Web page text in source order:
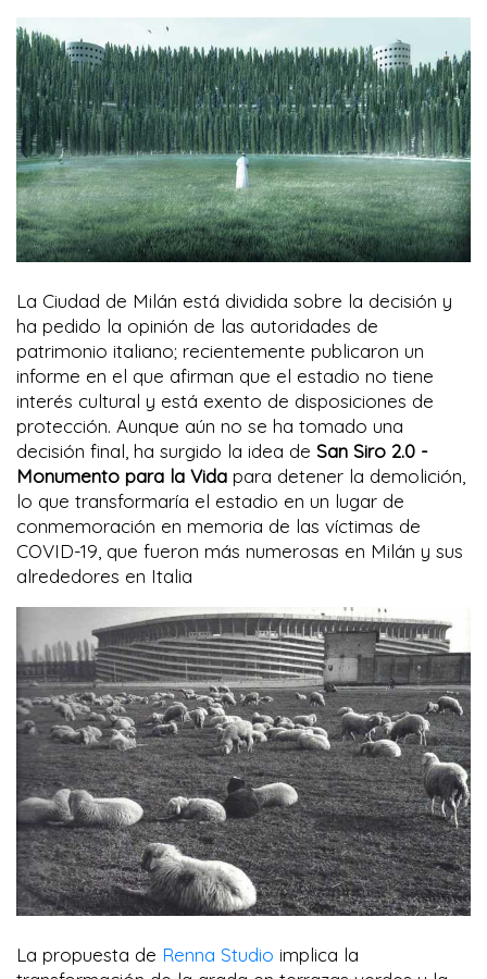
La Ciudad de Milán está dividida sobre la decisión y
ha pedido la opinión de las autoridades de
patrimonio italiano; recientemente publicaron un
informe en el que afirman que el estadio no tiene
interés cultural y está exento de disposiciones de
protección. Aunque aún no se ha tomado una
decisión final, ha surgido la idea de San Siro 2.0 -
Monumento para la Vida para detener la demolición,
lo que transformaría el estadio en un lugar de
conmemoración en memoria de las víctimas de
COVID-19, que fueron más numerosas en Milán y sus
alrededores en Italia
La propuesta de Renna Studio implica la